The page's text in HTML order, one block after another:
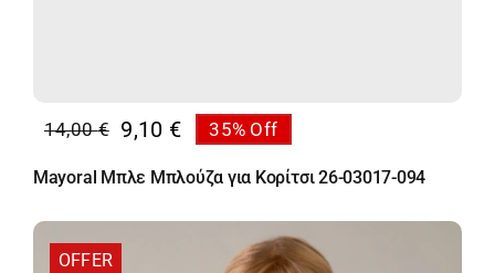
14,00€
Original
price
was:
14,00 €.
9,10 €
Η
τρέχουσα
τιμή
είναι:
9,10 €.
35% Off
Mayoral Μπλε Μπλούζα για Κορίτσι 26-03017-094
OFFER